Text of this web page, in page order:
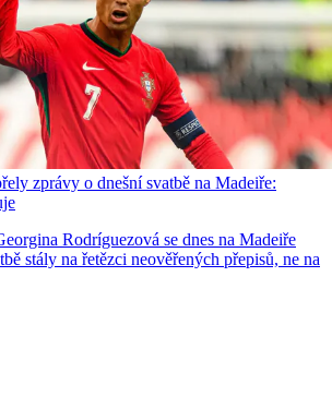
zprávy o dnešní svatbě na Madeiře:
Rodríguezová se dnes na Madeiře
stály na řetězci neověřených přepisů, ne na